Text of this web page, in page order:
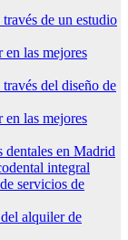
de un estudio
en las mejores
del diseño de
en las mejores
dentales en Madrid
integral
servicios de
alquiler de